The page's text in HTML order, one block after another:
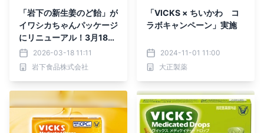
「岩下の新生姜のど飴」が
イワシカちゃんパッケージ
にリニューアル！3月18日
から岩下の新生姜ミュージ
アムとオンラインショップ
ほかで順次発売。
2026-03-18 11:11
岩下食品株式会社
「VICKS × ちいかわ コ
ラボキャンペーン」実施
2024-11-01 11:00
大正製薬